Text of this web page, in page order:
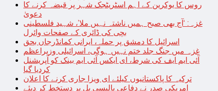
روس کا یوکرین کے اہم اسٹریٹجک شہر پر قبضہ کرنے کا
دعویٰ
غزہ: ‘آج بھی صبح ہمیں ناشتہ نہیں ملا’، شہید فلسطینی
بچی کی ڈائری کے صفحات وائرل
اسرائیل کا دمشق پر حملہ، ایرانی کمانڈرجاں بحق
غزہ میں جنگ جلد ختم نہیں ہوگی، اسرائیلی وزیراعظم
آئی ایم ایف کی شرط، ای ایکس آئی ایم بینک کو آپریشنل
کردیا گیا
ترکیہ کا پاکستانیوں کیلئے ای ویزا جاری کرنے کا اعلان
امریکی صدر نے دفاعی پالیسی بل پر دستخط کر دیئے